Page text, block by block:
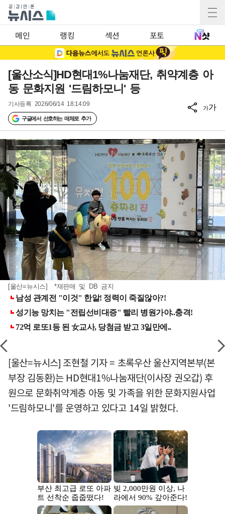
메인 랭킹 섹션 포토
[울산소식]HD현대1%나눔재단, 취약계층 아
동 문화지원 '드림하모니' 등
기사등록 2026/06/14 18:14:09
구글에서 선호하는 매체로 추가
가가
[울산=뉴시스] *재판매 및 DB 금지
[울산=뉴시스] 조현철 기자 = 초록우산 울산지역본부(본
부장 김동환)는 HD현대1%나눔재단(이사장 권오갑) 후
원으로 문화취약계층 아동 및 가족을 위한 문화지원사업
'드림하모니'를 운영하고 있다고 14일 밝혔다.